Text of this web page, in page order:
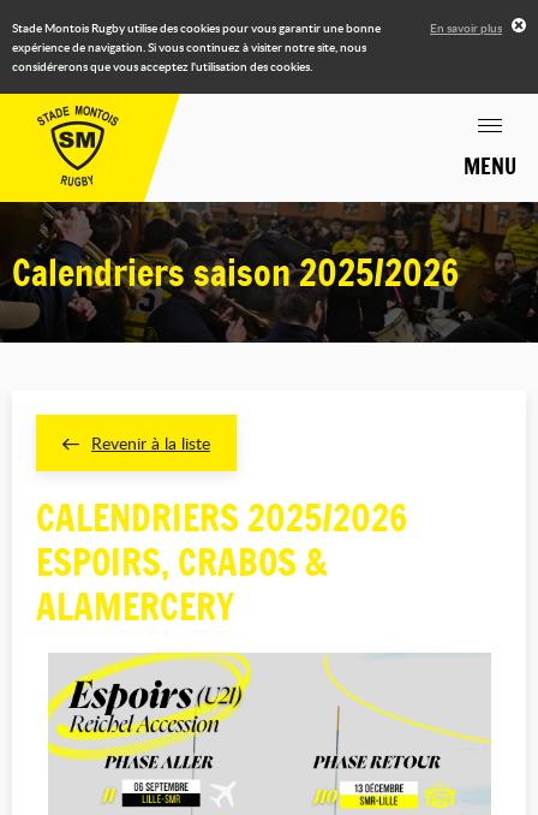
Stade Montois Rugby utilise des cookies pour vous garantir une bonne
expérience de navigation. Si vous continuez à visiter notre site, nous
considérerons que vous acceptez l'utilisation des cookies.
En savoir plus
MENU
Calendriers saison 2025/2026
Revenir à la liste
CALENDRIERS 2025/2026
ESPOIRS, CRABOS &
ALAMERCERY